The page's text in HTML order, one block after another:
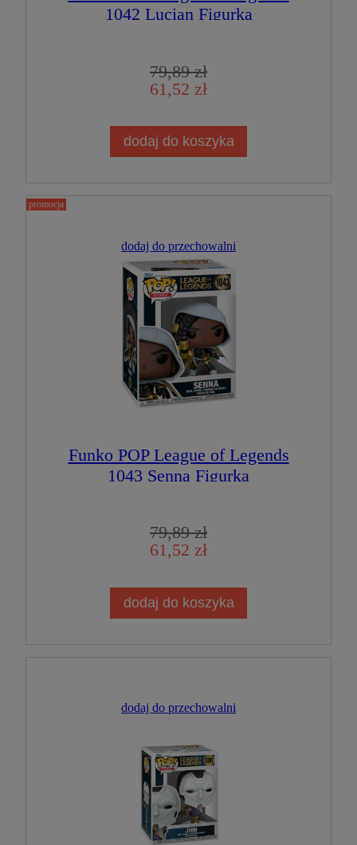
1042 Lucian Figurka
79,89 zł
61,52 zł
dodaj do koszyka
dodaj do przechowalni
Funko POP League of Legends
1043 Senna Figurka
79,89 zł
61,52 zł
dodaj do koszyka
promocja
dodaj do przechowalni